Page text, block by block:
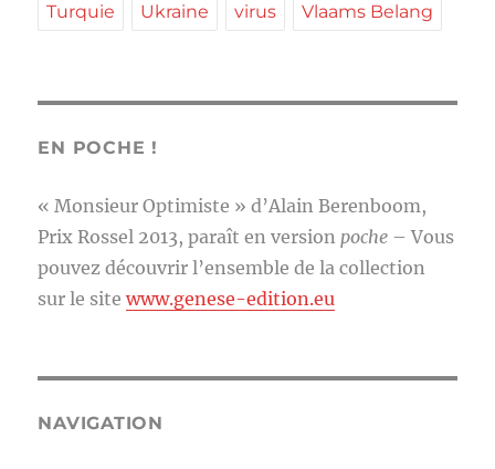
Turquie Ukraine virus Vlaams Belang
EN POCHE !
« Monsieur Optimiste » d’Alain Berenboom,
Prix Rossel 2013, paraît en version poche – Vous
pouvez découvrir l’ensemble de la collection
sur le sitewww.genese-edition.eu
NAVIGATION